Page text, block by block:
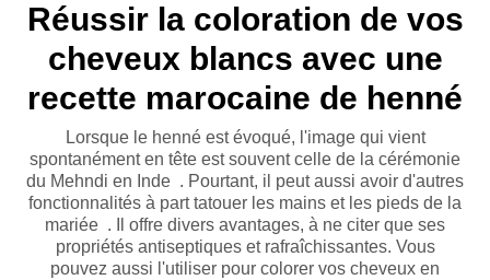
Réussir la coloration de vos
cheveux blancs avec une
recette marocaine de henné
Lorsque le henné est évoqué, l'image qui vient
spontanément en tête est souvent celle de la cérémonie
du Mehndi en Inde . Pourtant, il peut aussi avoir d'autres
fonctionnalités à part tatouer les mains et les pieds de la
mariée . Il offre divers avantages, à ne citer que ses
propriétés antiseptiques et rafraîchissantes. Vous
pouvez aussi l'utiliser pour colorer vos cheveux en